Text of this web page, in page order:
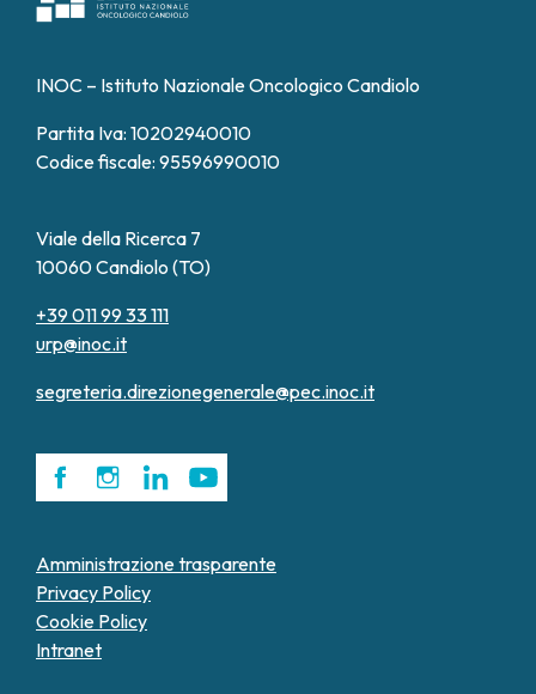
INOC – Istituto Nazionale Oncologico Candiolo
Partita Iva: 10202940010
Codice fiscale: 95596990010
Viale della Ricerca 7
10060 Candiolo (TO)
+39 011 99 33 111
urp@inoc.it
segreteria.direzionegenerale@pec.inoc.it
Amministrazione trasparente
Privacy Policy
Cookie Policy
Intranet